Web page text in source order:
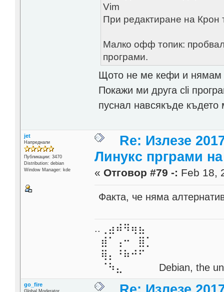
Vim
При редактиране на Крон
Малко офф топик:
програми.
Щото не ме кефи и нямам
Покажи ми друга cli
пуснал навсякъде
jet
Напреднали
Публикации: 3470
Distribution: debian
Window Manager: kde
Re: Излезе
Линукс прграми
« Отговор #79 -: Feb 18,
Факта, че няма
..⢀⣴⠾⠻⢶⣦⠀
⣾⠁⢠⠒⠀⣿⡁
⢿⡄⠘⠷⠚⠋
⠈⠳⣄⠀⠀⠀⠀ Debian, the
go_fire